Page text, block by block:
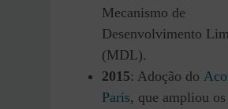
Mecanismo de
Desenvolvimento
(MDL).
2015: Adoção do
Paris, que ampliou os